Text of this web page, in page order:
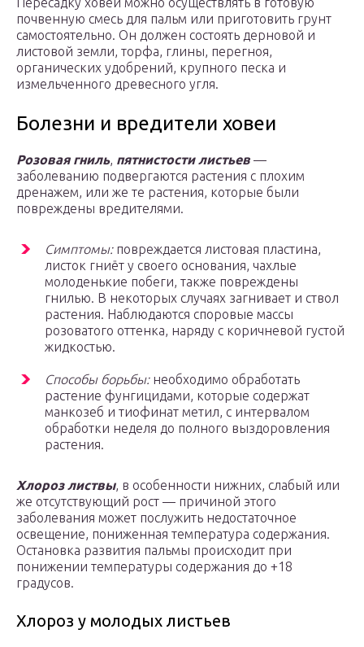
почвенную смесь для пальм или приготовить грунт
самостоятельно. Он должен состоять дерновой и
листовой земли, торфа, глины, перегноя,
органических удобрений, крупного песка и
измельченного древесного угля.
Болезни и вредители ховеи
Розовая гниль, пятнистости листьев —
заболеванию подвергаются растения с плохим
дренажем, или же те растения, которые были
повреждены вредителями.
Симптомы:повреждается листовая пластина,
листок гниёт у своего основания, чахлые
молоденькие побеги, также повреждены
гнилью. В некоторых случаях загнивает и ствол
растения. Наблюдаются споровые массы
розоватого оттенка, наряду с коричневой густой
жидкостью.
Способы борьбы:необходимо обработать
растение фунгицидами, которые содержат
манкозеб и тиофинат метил, с интервалом
обработки неделя до полного выздоровления
растения.
Хлороз листвы, в особенности нижних, слабый или
же отсутствующий рост — причиной этого
заболевания может послужить недостаточное
освещение, пониженная температура содержания.
Остановка развития пальмы происходит при
понижении температуры содержания до +18
градусов.
Хлороз у молодых листьев